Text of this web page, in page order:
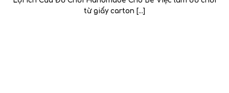
từ giấy carton [...]